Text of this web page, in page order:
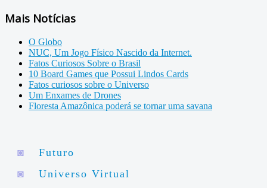
Mais Notícias
O Globo
NUC, Um Jogo Físico Nascido da Internet.
Fatos Curiosos Sobre o Brasil
10 Board Games que Possui Lindos Cards
Fatos curiosos sobre o Universo
Um Enxames de Drones
Floresta Amazônica poderá se tornar uma savana
◙
Futuro
◙
Universo Virtual